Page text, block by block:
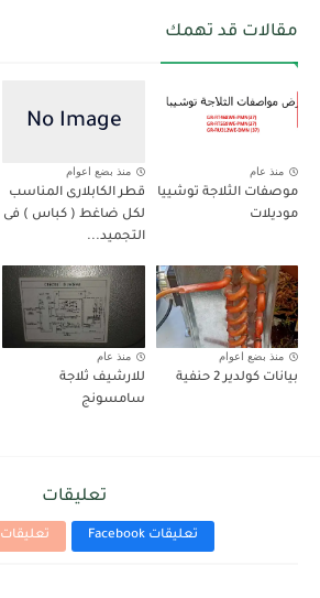
مقالات قد تهمك
منذ عام
موصفات الثلاجة توشييا
موديلات
منذ بضع اعوام
قطر الكابلارى المناسب
لكل ضاغط ( كباس ) فى
التجميد...
منذ بضع اعوام
بيانات كولدير 2 حنفية
منذ عام
للارشيف ثلاجة
سامسونج
تعليقات
تعليقات Facebook تعليقات Blogger